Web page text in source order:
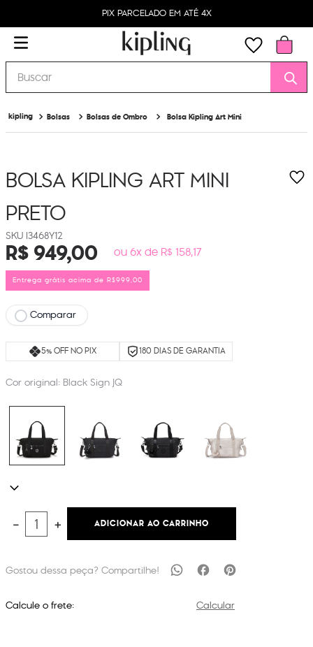
PIX PARCELADO EM ATÉ 4X
Buscar
Bolsas Bolsas de Ombro Bolsa Kipling Art Mini
BOLSA KIPLING ART MINI
PRETO
I3468Y12
R$949,00 ou 6x de R$ 158,17
Entrega grátis acima de R$999,00
Comparar
5% OFF NO PIX 180 DIAS DE GARANTIA
Cor original: Black Sign JQ
＋
－ ADICIONAR AO CARRINHO
Calcule o frete: Calcular